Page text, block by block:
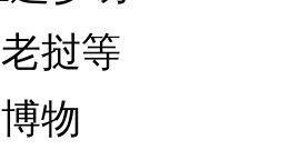
挝等
物